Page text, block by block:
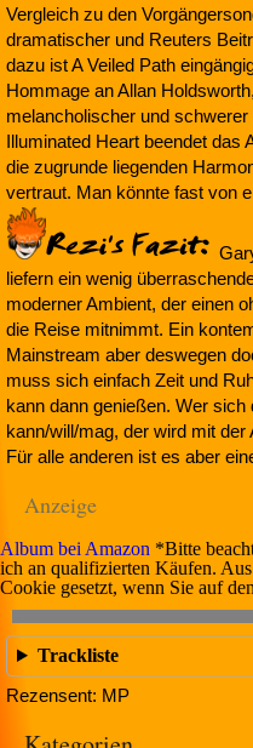
Vergleich zu den
dramatischer und Reuters
dazu ist A Veiled Path
Hommage an Allan
melancholischer und schwerer
Illuminated Heart beendet das
die zugrunde liegenden
vertraut. Man könnte fast von
liefern ein wenig
moderner Ambient, der einen
die Reise mitnimmt. Ein
Mainstream aber deswegen
muss sich einfach Zeit und
kann dann genießen. Wer
kann/will/mag, der wird mit
Für alle anderen ist es aber
Anzeige
Album bei Amazon *Bitte
ich an qualifizierten Käufen.
Cookie gesetzt, wenn Sie auf
Trackliste
Rezensent: MP